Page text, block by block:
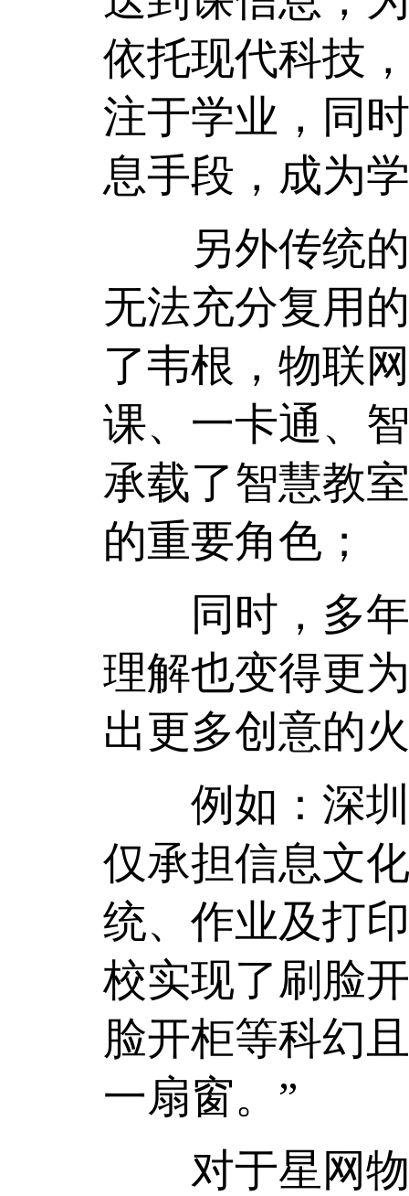
依托现代科技
注于学业，同
息手段，成为
另外传统的
无法充分复用
了韦根，物联
课、一卡通、
承载了智慧教
的重要角色；
同时，多年
理解也变得更
出更多创意的
例如：深圳
仅承担信息文
统、作业及打
校实现了刷脸
脸开柜等科幻
一扇窗。”
对于星网物